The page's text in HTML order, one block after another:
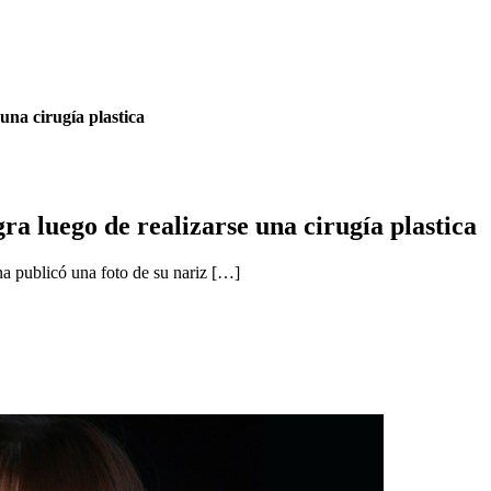
cirugía plastica
luego de realizarse una cirugía plastica
publicó una foto de su nariz […]